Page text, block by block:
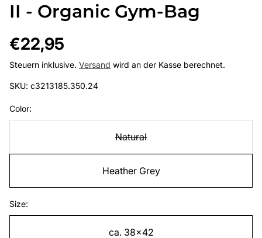
II - Organic Gym-Bag
Regulärer
Preis
€22,95
Steuern inklusive. Versand wird an der Kasse berechnet.
SKU: c3213185.350.24
Color:
Natural
Heather Grey
Size:
ca. 38x42